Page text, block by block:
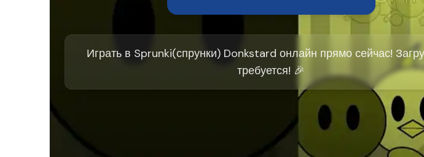
Играть в Sprunki(спрунки) Donkstard онлайн прямо сейчас!
требуется! 🎉